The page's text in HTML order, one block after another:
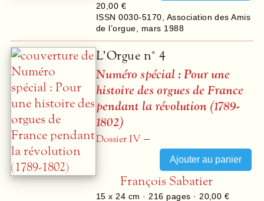
20,00 €
ISSN 0030-5170 Association des Amis
de l’orgue
mars 1988
L’Orgue n° 4
Numéro spécial : Pour une
histoire des orgues de France
pendant la révolution (1789-
1802)
Dossier IV –
François Sabatier
15 x 24 cm ·216 pages ·20,00 €